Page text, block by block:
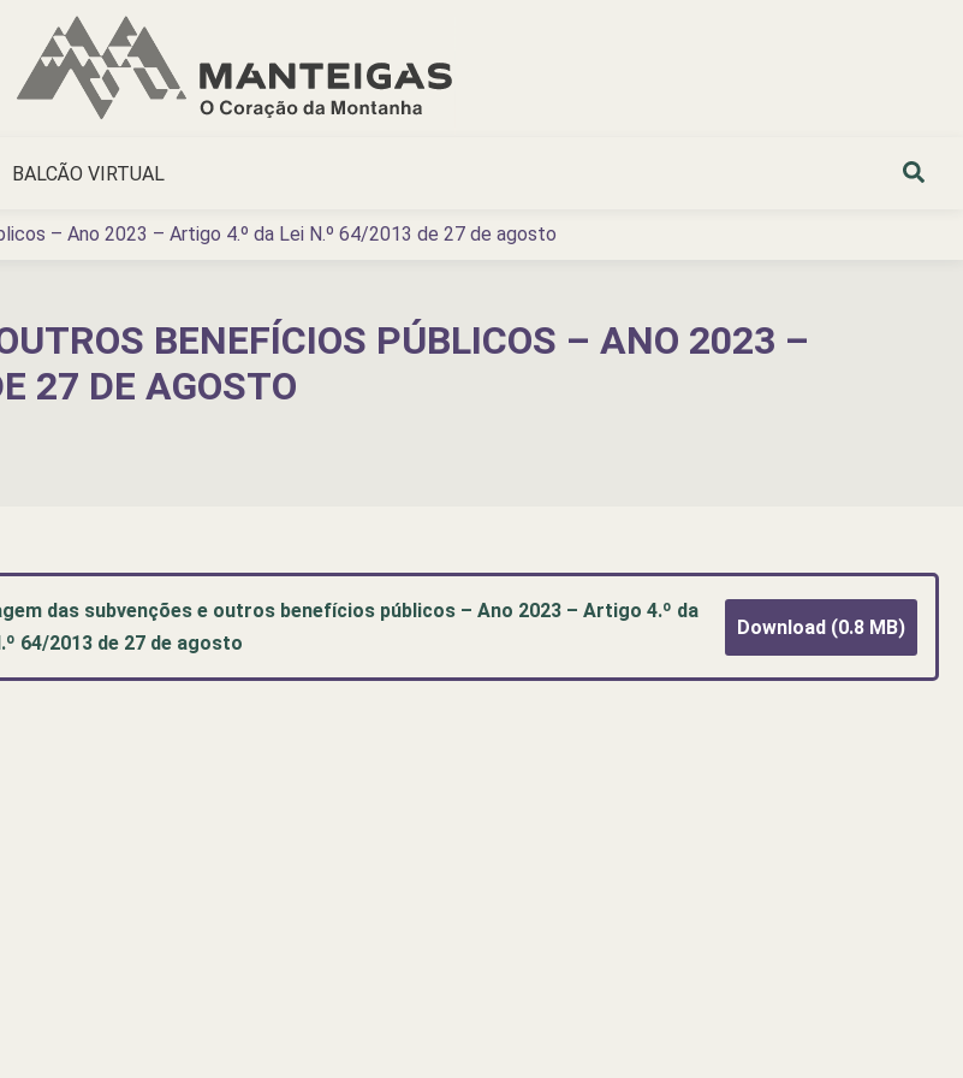
BALCÃO VIRTUAL
– Ano 2023 – Artigo 4.º da Lei N.º 64/2013 de 27 de agosto
BENEFÍCIOS PÚBLICOS – ANO 2023 –
27 DE AGOSTO
das subvenções e outros benefícios públicos – Ano 2023 – Artigo 4.º da
64/2013 de 27 de agosto
Download (0.8 MB)